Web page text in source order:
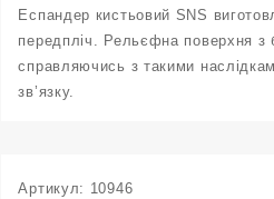
Еспандер кистьовий SNS
передпліч. Рельєфна поверхня з
справляючись з такими
зв’язку.
Артикул: 10946